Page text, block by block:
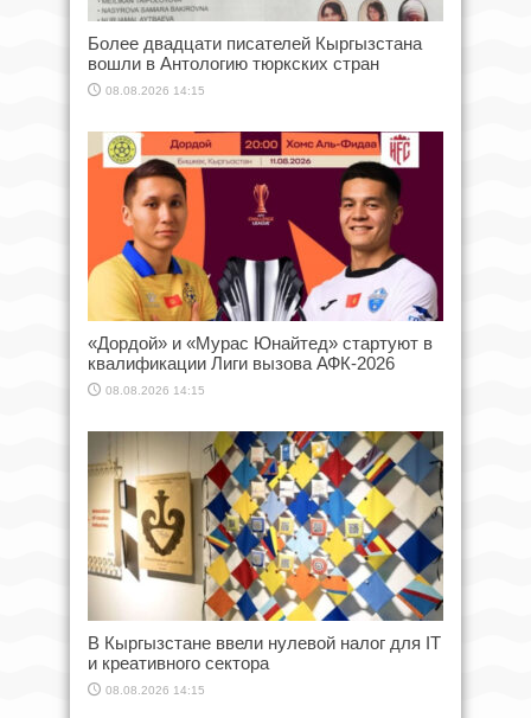
Более двадцати писателей Кыргызстана
вошли в Антологию тюркских стран
08.08.2026 14:15
«Дордой» и «Мурас Юнайтед» стартуют в
квалификации Лиги вызова АФК-2026
08.08.2026 14:15
В Кыргызстане ввели нулевой налог для IT
и креативного сектора
08.08.2026 14:15